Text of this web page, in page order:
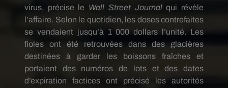
virus, précise le Wall Street Journalqui révèle
l’affaire. Selon le quotidien, les doses contrefaites
se vendaient jusqu’à 1 000 dollars l’unité. Les
fioles ont été retrouvées dans des glacières
destinées à garder les boissons fraîches et
portaient des numéros de lots et des dates
d’expiration factices ont précisé les autorités